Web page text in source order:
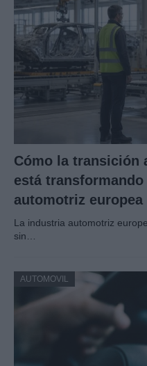
Cómo la transición
está
automotriz europea
La industria automotriz
sin…
AUTOMOVIL